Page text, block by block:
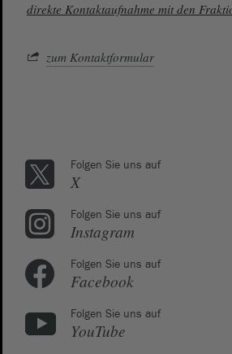
direkte Kontaktaufnahme mit den
zum Kontaktformular
Folgen Sie uns auf
X
Folgen Sie uns auf
Instagram
Folgen Sie uns auf
Facebook
Folgen Sie uns auf
YouTube